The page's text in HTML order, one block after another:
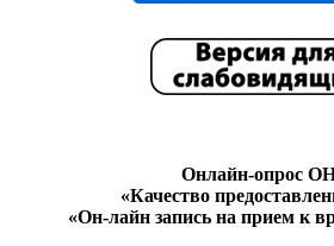
Онлайн-опрос
«Качество
«Он-лайн запись на прием к